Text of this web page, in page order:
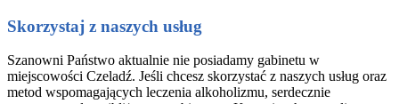
Skorzystaj z naszych usług
Szanowni Państwo aktualnie nie posiadamy gabinetu w
miejscowości Czeladź. Jeśli chcesz skorzystać z naszych usług oraz
metod wspomagających leczenia alkoholizmu, serdecznie